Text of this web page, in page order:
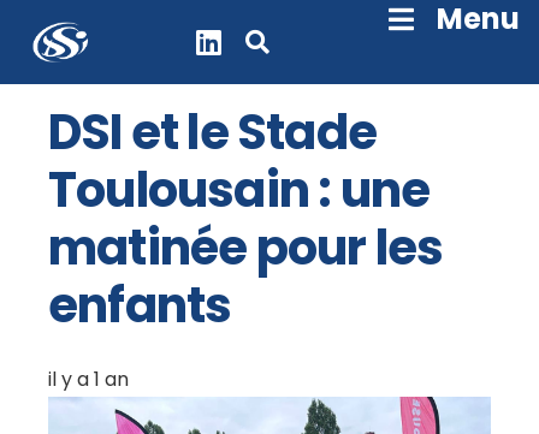
Menu
DSI et le Stade
Toulousain : une
matinée pour les
enfants
il y a 1 an